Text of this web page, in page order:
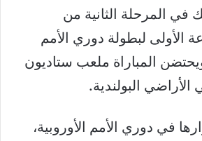
وذلك في المرحلة الثانية من
الأولى لبطولة دوري الأمم
2020، ويحتضن المباراة ملعب ستاديون
البولندية.
في دوري الأمم الأوروبية،